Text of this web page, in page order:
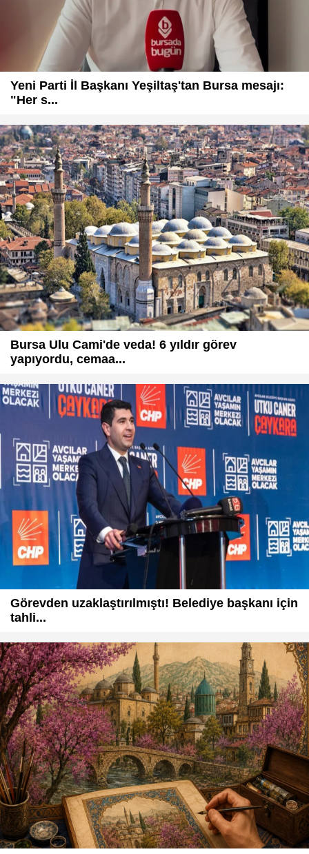
Yeni Parti İl Başkanı Yeşiltaş'tan Bursa mesajı:
"Her s...
Bursa Ulu Cami'de veda! 6 yıldır görev
yapıyordu, cemaa...
Görevden uzaklaştırılmıştı! Belediye başkanı için
tahli...